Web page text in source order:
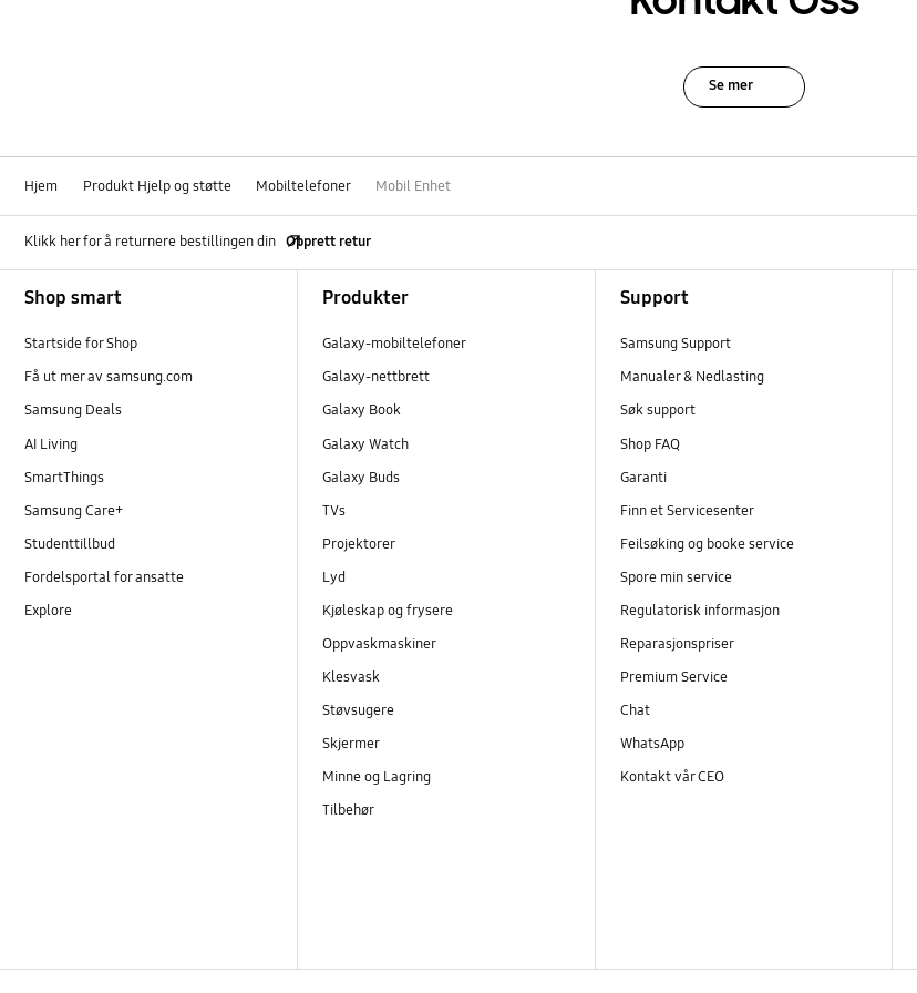
Kies/Smart Switch PC
Maskinvare
Nettverk og WiFi
Program
Programvareoppgradering
Samsung Apps
Se mer
Hjem Produkt Hjelp og støtte Mobiltelefoner Mobil Enhet
Klikk her for å returnere bestillingen din Opprett retur
Shop smart
Startside for Shop
Få ut mer av samsung.com
Samsung Deals
AI Living
SmartThings
Samsung Care+
Studenttillbud
Fordelsportal for ansatte
Explore
Produkter
Galaxy-mobiltelefoner
Galaxy-nettbrett
Galaxy Book
Galaxy Watch
Galaxy Buds
TVs
Projektorer
Lyd
Kjøleskap og frysere
Oppvaskmaskiner
Klesvask
Støvsugere
Skjermer
Minne og Lagring
Tilbehør
Support
Samsung Support
Manualer & Nedlasting
Søk support
Shop FAQ
Garanti
Finn et Servicesenter
Feilsøking og booke service
Spore min service
Regulatorisk informasjon
Reparasjonspriser
Premium Service
Chat
WhatsApp
Kontakt vår CEO